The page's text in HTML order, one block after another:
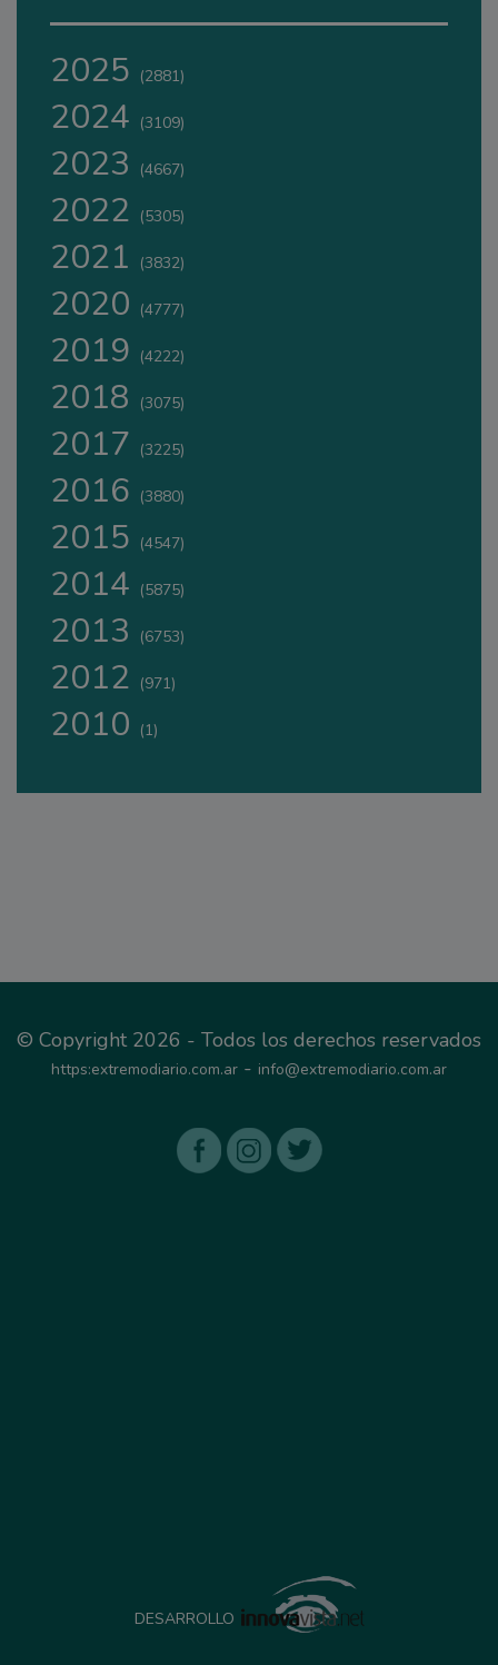
2025 (2881)
2024 (3109)
2023 (4667)
2022 (5305)
2021 (3832)
2020 (4777)
2019 (4222)
2018 (3075)
2017 (3225)
2016 (3880)
2015 (4547)
2014 (5875)
2013 (6753)
2012 (971)
2010 (1)
© Copyright 2026 - Todos los derechos reservados
https:extremodiario.com.ar - info@extremodiario.com.ar
DESARROLLO